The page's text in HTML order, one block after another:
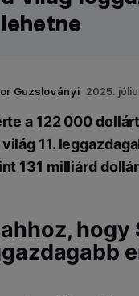
Guzsloványi 2025.
a 122 000
11.
131 milliárd
hogy